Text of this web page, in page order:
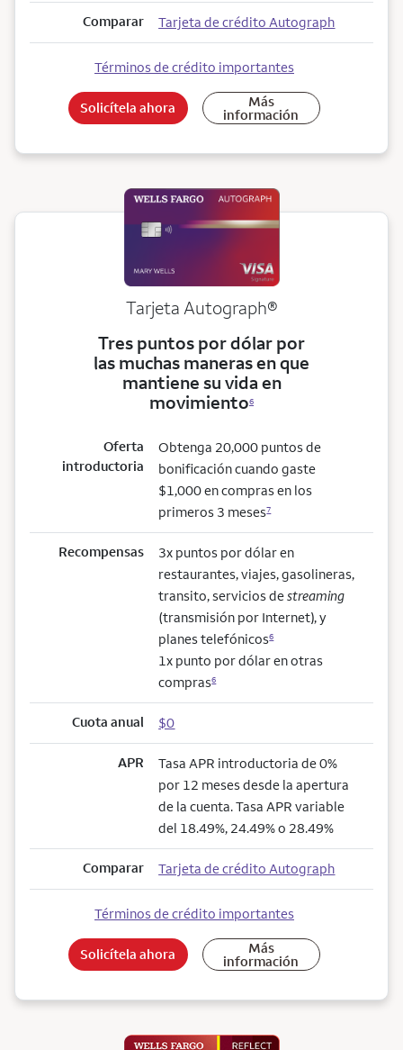
Comparar Tarjeta de crédito Autograph
Términos de crédito importantes
Solicítela ahora Más
información
Tarjeta Autograph®
Tres puntos por dólar por
las muchas maneras en que
mantiene su vida en
movimiento6
Oferta
introductoria
Obtenga 20,000 puntos de
bonificación cuando gaste
$1,000 en compras en los
primeros 3 meses7
Recompensas
3x puntos por dólar en
restaurantes, viajes, gasolineras,
transito, servicios destreaming
(transmisión por Internet), y
planes telefónicos6
1x punto por dólar en otras
compras6
Cuota anual $0
APR
Tasa APR introductoria de 0%
por 12 meses desde la apertura
de la cuenta. Tasa APR variable
del 18.49%, 24.49% o 28.49%
Comparar Tarjeta de crédito Autograph
Términos de crédito importantes
Solicítela ahora Más
información